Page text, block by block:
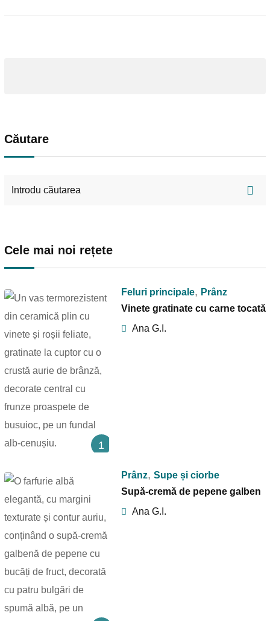
Căutare
Cele mai noi rețete
1
Feluri principale, Prânz
Vinete gratinate cu carne tocată
Ana G.I.
Prânz, Supe și ciorbe
Supă-cremă de pepene galben
Ana G.I.